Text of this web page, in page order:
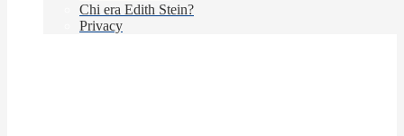
Chi era Edith Stein?
Privacy